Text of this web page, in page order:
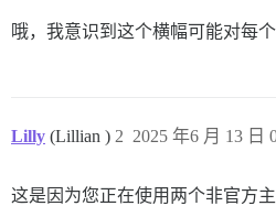
哦，我意识到这个横幅可能对每
Lilly (Lillian ) 2025 年6 月 13 日
2
这是因为您正在使用两个非官方